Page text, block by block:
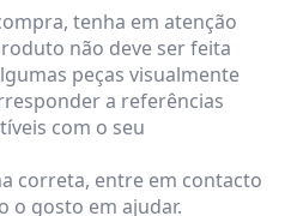
tenha em atenção
não deve ser feita
peças visualmente
a referências
com o seu
correta, entre em contacto
o gosto em ajudar.